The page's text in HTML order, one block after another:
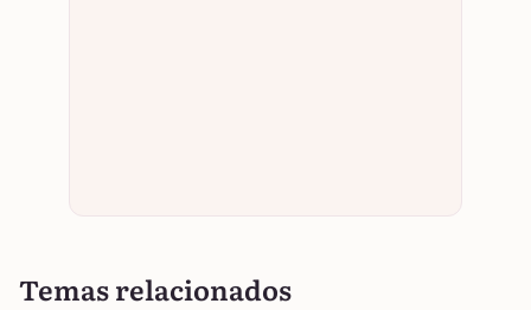
Temas relacionados